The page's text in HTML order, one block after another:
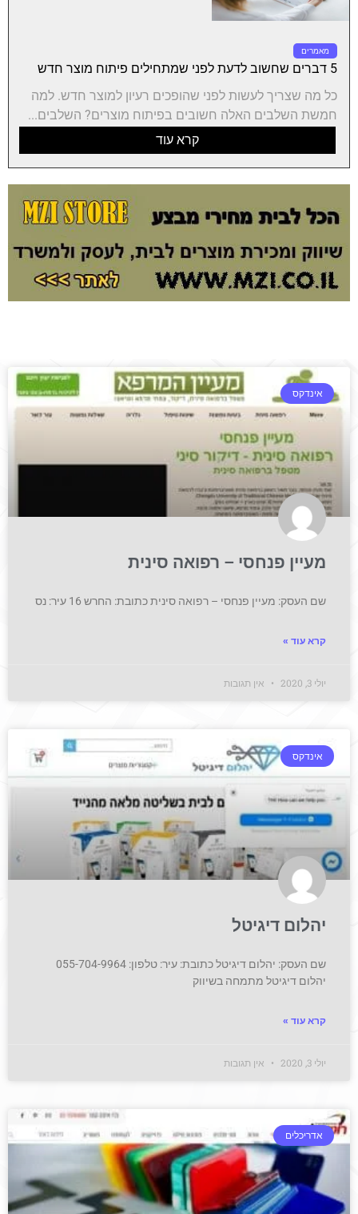
מאמרים
5 דברים שחשוב לדעת לפני שמתחילים פיתוח מוצר חדש
כל מה שצריך לעשות לפני שהופכים רעיון למוצר חדש. למה
חמשת השלבים האלה חשובים בפיתוח מוצרים? השלבים...
קרא עוד
אינדקס
מעיין פנחסי – רפואה סינית
שם העסק: מעיין פנחסי – רפואה סינית כתובת: החרש 16 עיר: נס
קרא עוד »
יולי 3, 2020 אין תגובות
אינדקס
יהלום דיגיטל
שם העסק: יהלום דיגיטל כתובת: עיר: טלפון: 055-704-9964
יהלום דיגיטל מתמחה בשיווק
קרא עוד »
יולי 3, 2020 אין תגובות
אדריכלים